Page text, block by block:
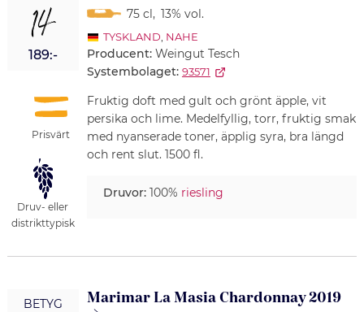
14
189:-
Prisvärt
Druv- eller
distrikttypisk
75 cl, 13% vol.
TYSKLAND NAHE
Producent: Weingut Tesch
Systembolaget: 93571
Fruktig doft med gult och grönt äpple, vit
persika och lime. Medelfyllig, torr, fruktig smak
med nyanserade toner, äpplig syra, bra längd
och rent slut. 1500 fl.
Druvor:100% riesling
BETYG Marimar La Masia Chardonnay 2019